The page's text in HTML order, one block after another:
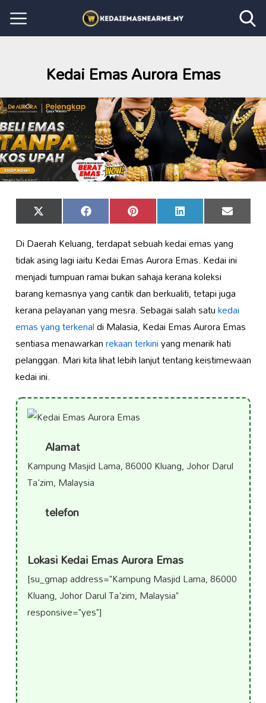
Kedai Emas Aurora Emas
Share
on
X
(Twitter)
Share
on
Facebook Share
on
Pinterest Share
on
LinkedIn Share
on
Email
Di Daerah Keluang, terdapat sebuah kedai emas yang
tidak asing lagi iaitu Kedai Emas Aurora Emas. Kedai ini
menjadi tumpuan ramai bukan sahaja kerana koleksi
barang kemasnya yang cantik dan berkualiti, tetapi juga
kerana pelayanan yang mesra. Sebagai salah satukedai
emas yang terkenaldi Malasia, Kedai Emas Aurora Emas
sentiasa menawarkanrekaan terkiniyang menarik hati
pelanggan. Mari kita lihat lebih lanjut tentang keistimewaan
kedai ini.
Alamat
Kampung Masjid Lama, 86000 Kluang, Johor Darul
Ta'zim, Malaysia
telefon
Lokasi Kedai Emas Aurora Emas
[su_gmap address="Kampung Masjid Lama, 86000
Kluang, Johor Darul Ta'zim, Malaysia"
responsive="yes"]